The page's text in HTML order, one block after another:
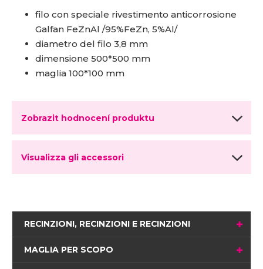
filo con speciale rivestimento anticorrosione
Galfan FeZnAl /95%FeZn, 5%Al/
diametro del filo 3,8 mm
dimensione 500*500 mm
maglia 100*100 mm
Zobrazit hodnocení produktu
Visualizza gli accessori
RECINZIONI, RECINZIONI E RECINZIONI
MAGLIA PER SCOPO